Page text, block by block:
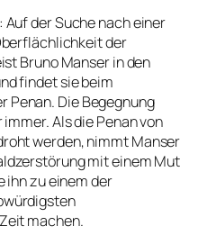
Auf der Suche nach einer
der
Bruno Manser in den
findet sie beim
Penan. Die Begegnung
Als die Penan von
werden, nimmt Manser
mit einem Mut
ihn zu einem der
machen.